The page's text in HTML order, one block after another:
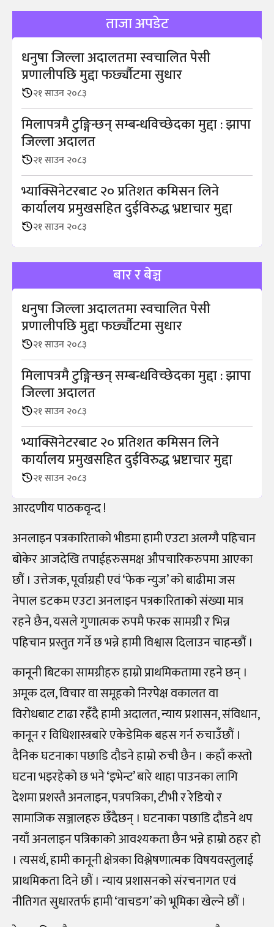
ताजा अपडेट
धनुषा जिल्ला अदालतमा स्वचालित पेसी
प्रणालीपछि मुद्दा फर्छ्यौटमा सुधार
२१ साउन २०८३
मिलापत्रमै टुङ्गिन्छन् सम्बन्धविच्छेदका मुद्दा : झापा
जिल्ला अदालत
२१ साउन २०८३
भ्याक्सिनेटरबाट २० प्रतिशत कमिसन लिने
कार्यालय प्रमुखसहित दुईविरुद्ध भ्रष्टाचार मुद्दा
२१ साउन २०८३
बार र बेञ्च
धनुषा जिल्ला अदालतमा स्वचालित पेसी
प्रणालीपछि मुद्दा फर्छ्यौटमा सुधार
२१ साउन २०८३
मिलापत्रमै टुङ्गिन्छन् सम्बन्धविच्छेदका मुद्दा : झापा
जिल्ला अदालत
२१ साउन २०८३
भ्याक्सिनेटरबाट २० प्रतिशत कमिसन लिने
कार्यालय प्रमुखसहित दुईविरुद्ध भ्रष्टाचार मुद्दा
२१ साउन २०८३
आरदणीय पाठकवृन्द !
अनलाइन पत्रकारिताको भीडमा हामी एउटा अलग्गै पहिचान
बोकेर आजदेखि तपाईहरुसमक्ष औपचारिकरुपमा आएका
छौं । उत्तेजक, पूर्वाग्रही एवं ‘फेक न्युज’ को बाढीमा जस
नेपाल डटकम एउटा अनलाइन पत्रकारिताको संख्या मात्र
रहने छैन, यसले गुणात्मक रुपमै फरक सामग्री र भिन्न
पहिचान प्रस्तुत गर्ने छ भन्ने हामी विश्वास दिलाउन चाहन्छौं ।
कानूनी बिटका सामग्रीहरु हाम्रो प्राथमिकतामा रहने छन् ।
अमूक दल, विचार वा समूहको निरपेक्ष वकालत वा
विरोधबाट टाढा रहँदै हामी अदालत, न्याय प्रशासन, संविधान,
कानून र विधिशास्त्रबारे एकेडेमिक बहस गर्न रुचाउँछौं ।
दैनिक घटनाका पछाडि दौडने हाम्रो रुची छैन । कहाँ कस्तो
घटना भइरहेको छ भने ‘इभेन्ट’ बारे थाहा पाउनका लागि
देशमा प्रशस्तै अनलाइन, पत्रपत्रिका, टीभी र रेडियो र
सामाजिक सञ्जालहरु छँदैछन् । घटनाका पछाडि दौडने थप
नयाँ अनलाइन पत्रिकाको आवश्यकता छैन भन्ने हाम्रो ठहर हो
। त्यसर्थ, हामी कानूनी क्षेत्रका विश्लेषणात्मक विषयवस्तुलाई
प्राथमिकता दिने छौं । न्याय प्रशासनको संरचनागत एवं
नीतिगत सुधारतर्फ हामी ‘वाचडग’ को भूमिका खेल्ने छौं ।